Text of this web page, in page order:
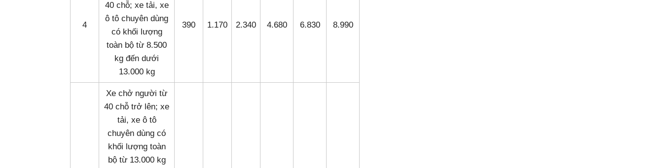
4
40 chỗ; xe tải, xe
ô tô chuyên dùng
có khối lượng
toàn bộ từ 8.500
kg đến dưới
13.000 kg
390 1.170 2.340 4.680 6.830 8.990
Xe chở người từ
40 chỗ trở lên; xe
tải, xe ô tô
chuyên dùng có
khối lượng toàn
bộ từ 13.000 kg